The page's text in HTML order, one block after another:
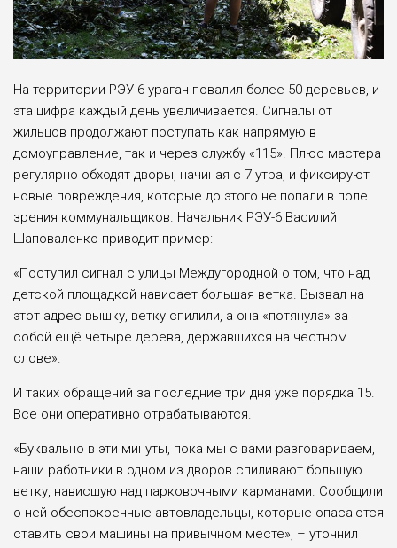
На территории РЭУ-6 ураган повалил более 50 деревьев, и
эта цифра каждый день увеличивается. Сигналы от
жильцов продолжают поступать как напрямую в
домоуправление, так и через службу «115». Плюс мастера
регулярно обходят дворы, начиная с 7 утра, и фиксируют
новые повреждения, которые до этого не попали в поле
зрения коммунальщиков. Начальник РЭУ-6 Василий
Шаповаленко приводит пример:
«Поступил сигнал с улицы Междугородной о том, что над
детской площадкой нависает большая ветка. Вызвал на
этот адрес вышку, ветку спилили, а она «потянула» за
собой ещё четыре дерева, державшихся на честном
слове».
И таких обращений за последние три дня уже порядка 15.
Все они оперативно отрабатываются.
«Буквально в эти минуты, пока мы с вами разговариваем,
наши работники в одном из дворов спиливают большую
ветку, нависшую над парковочными карманами. Сообщили
о ней обеспокоенные автовладельцы, которые опасаются
ставить свои машины на привычном месте», – уточнил